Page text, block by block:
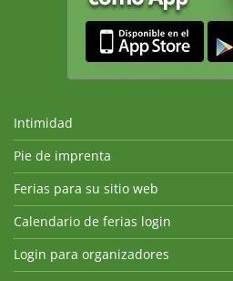
Intimidad
Pie de imprenta
Ferias para su sitio web
Calendario de ferias login
Login para organizadores